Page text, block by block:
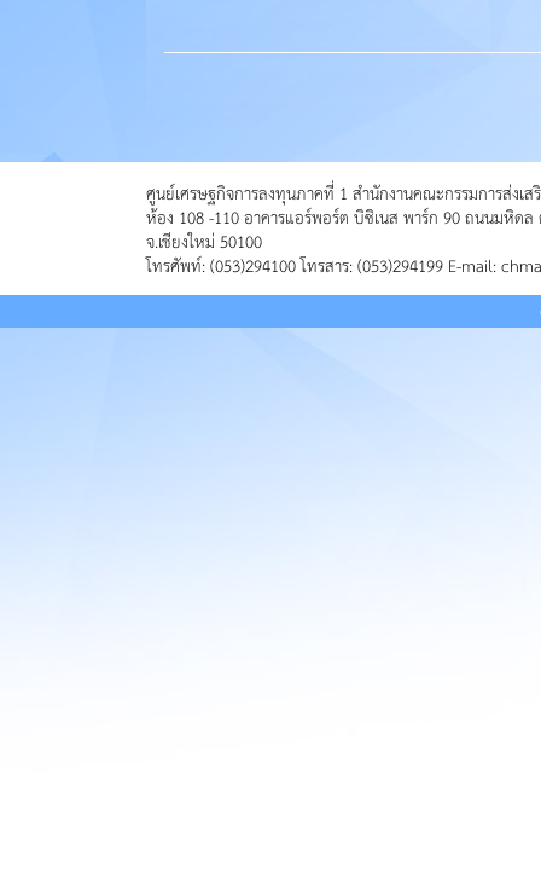
ศูนย์เศรษฐกิจการลงทุนภาคที่ 1 สำนักงานคณะกรรมการส่งเส
ห้อง 108 -110 อาคารแอร์พอร์ต บิซิเนส พาร์ก 90 ถนนมหิดล
จ.เชียงใหม่ 50100
โทรศัพท์: (053)294100 โทรสาร: (053)294199 E-mail: